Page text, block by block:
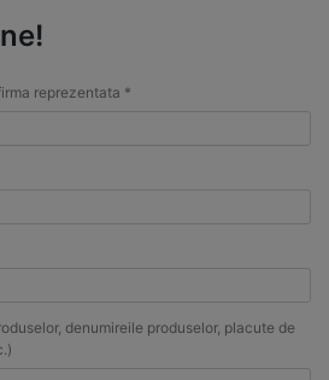
reprezentata *
denumireile produselor, placute de